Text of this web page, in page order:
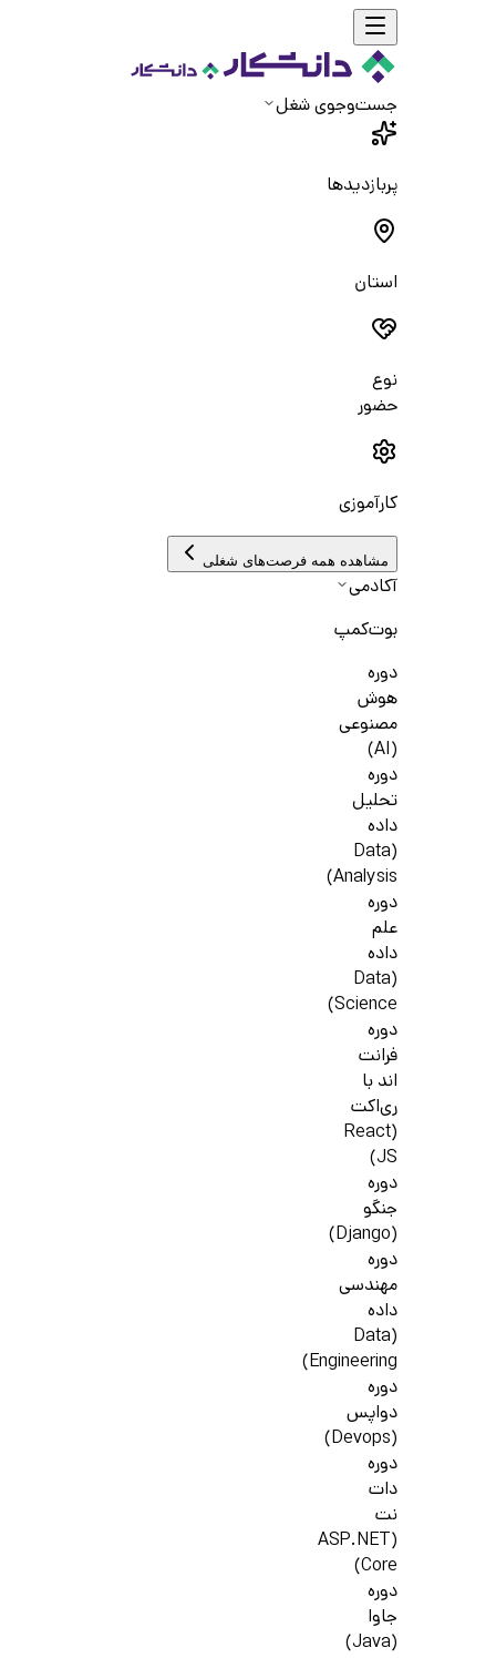
جست‌و‌جوی شغل
پربازدیدها
استان
نوع
حضور
کارآموزی
مشاهده همه فرصت‌های شغلی
آکادمی
بوت‌کمپ
دوره
هوش
مصنوعی
(AI)
دوره
تحلیل
داده
(Data
Analysis)
دوره
علم
داده
(Data
Science)
دوره
فرانت
اند با
ری‌اکت
(React
JS)
دوره
جنگو
(Django)
دوره
مهندسی
داده
(Data
Engineering)
دوره
دواپس
(Devops)
دوره
دات
نت
(ASP.NET
Core)
دوره
جاوا
(Java)